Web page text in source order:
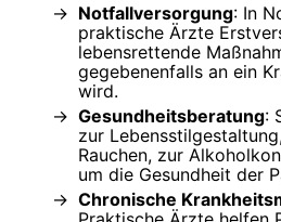
Notfallversorgung: In
praktische Ärzte
lebensrettende
gegebenenfalls an ein
wird.
Gesundheitsberatung:
zur
Rauchen, zur
um die Gesundheit der
Chronische